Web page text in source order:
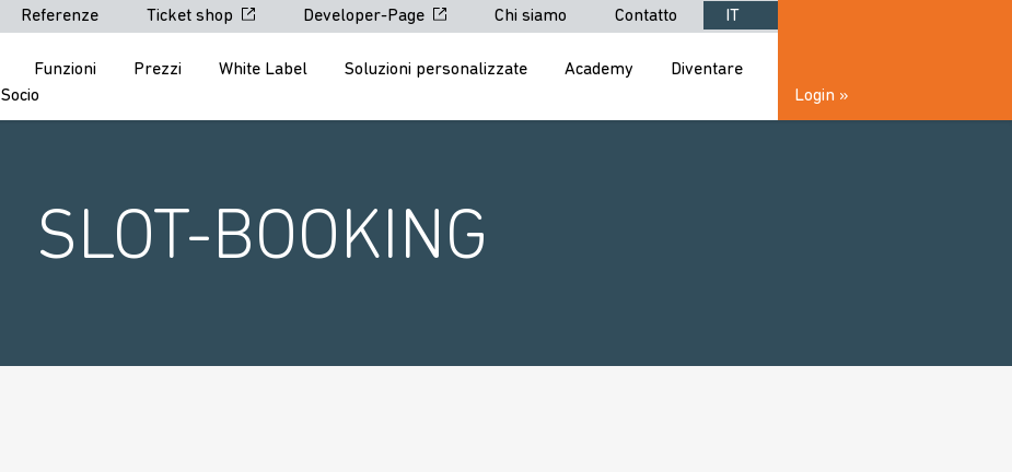
Referenze Ticket shop Developer-Page Chi siamo Contatto IT
Funzioni Prezzi White Label Soluzioni personalizzate Academy
Diventare
Socio
Login »
SLOT-BOOKING